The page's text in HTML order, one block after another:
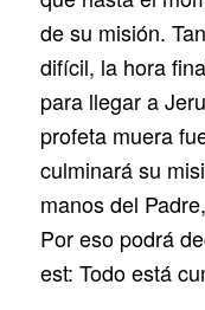
de su misión.
difícil, la hora
para llegar a
profeta muera
culminará su
manos del
Por eso podrá
est: Todo está